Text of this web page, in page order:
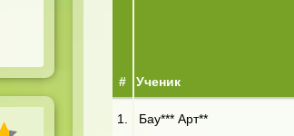
# Ученик
1. Бау*** Арт**